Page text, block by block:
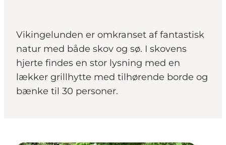
Vikingelunden er omkranset af fantastisk
natur med både skov og sø. I skovens
hjerte findes en stor lysning med en
lækker grillhytte med tilhørende borde og
bænke til 30 personer.